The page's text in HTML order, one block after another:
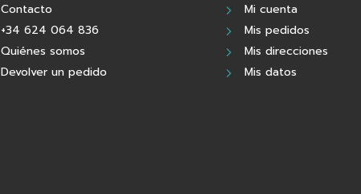
Contacto
+34 624 064 836
Quiénes somos
Devolver un pedido
Mi cuenta
Mis pedidos
Mis direcciones
Mis datos